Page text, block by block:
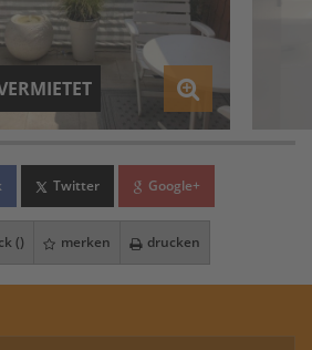
Twitter Google+
() merken drucken